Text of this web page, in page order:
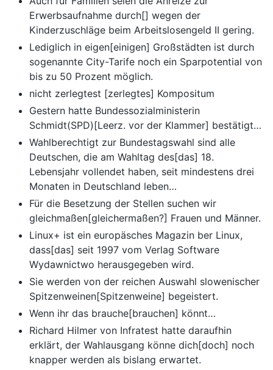
Erwerbsaufnahme durch[] wegen der
Kinderzuschläge beim Arbeitslosengeld II gering.
Lediglich in eigen[einigen] Großstädten ist durch
sogenannte City-Tarife noch ein Sparpotential von
bis zu 50 Prozent möglich.
nicht zerlegtest [zerlegtes] Kompositum
Gestern hatte Bundessozialministerin
Schmidt(SPD)[Leerz. vor der Klammer] bestätigt…
Wahlberechtigt zur Bundestagswahl sind alle
Deutschen, die am Wahltag des[das] 18.
Lebensjahr vollendet haben, seit mindestens drei
Monaten in Deutschland leben…
Für die Besetzung der Stellen suchen wir
gleichmaßen[gleichermaßen?] Frauen und Männer.
Linux+ ist ein europäsches Magazin ber Linux,
dass[das] seit 1997 vom Verlag Software
Wydawnictwo herausgegeben wird.
Sie werden von der reichen Auswahl slowenischer
Spitzenweinen[Spitzenweine] begeistert.
Wenn ihr das brauche[brauchen] könnt…
Richard Hilmer von Infratest hatte daraufhin
erklärt, der Wahlausgang könne dich[doch] noch
knapper werden als bislang erwartet.